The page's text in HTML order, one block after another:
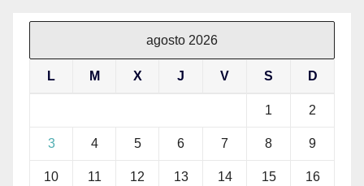
agosto 2026
L M X J V S D
1 2
3 4 5 6 7 8 9
10 11 12 13 14 15 16